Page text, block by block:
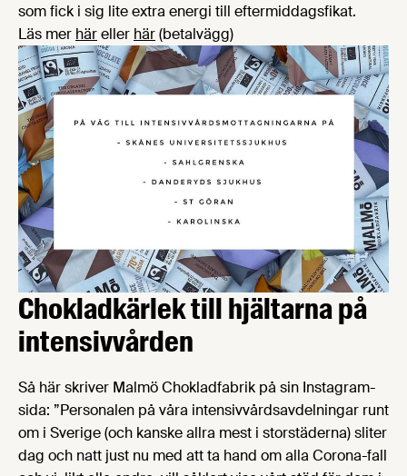
som fick i sig lite extra energi till eftermiddagsfikat.
Läs mer häreller här(betalvägg)
Chokladkärlek till hjältarna på
intensivvården
Så här skriver Malmö Chokladfabrik på sin Instagram-
sida: ”Personalen på våra intensivvårdsavdelningar runt
om i Sverige (och kanske allra mest i storstäderna) sliter
dag och natt just nu med att ta hand om alla Corona-fall